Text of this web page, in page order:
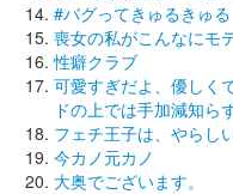
#バグってきゅるきゅる
喪女の私がこんなにモ
性癖クラブ
可愛すぎだよ、優しく
ドの上では手加減知ら
フェチ王子は、やらし
今カノ元カノ
大奥でございます。